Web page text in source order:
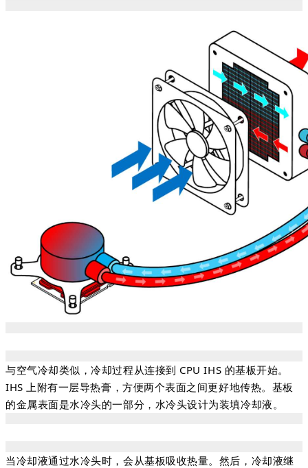
与空气冷却类似，冷却过程从连接到 CPU IHS 的基板开始。
IHS 上附有一层导热膏，方便两个表面之间更好地传热。基板
的金属表面是水冷头的一部分，水冷头设计为装填冷却液。
当冷却液通过水冷头时，会从基板吸收热量。然后，冷却液继